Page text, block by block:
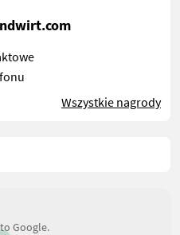
Wszystkie nagrody
Google.